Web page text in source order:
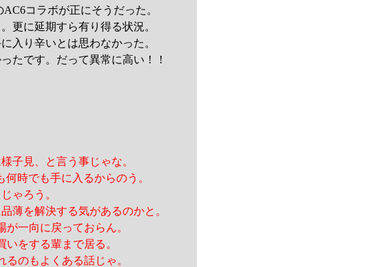
コラボが正にそうだった。
更に延期すら有り得る状況。
入り辛いとは思わなかった。
たです。だって異常に高い！！
子見、と言う事じゃな。
時でも手に入るからのう。
ゃろう。
薄を解決する気があるのかと。
一向に戻っておらん。
をする輩まで居る。
のもよくある話じゃ。